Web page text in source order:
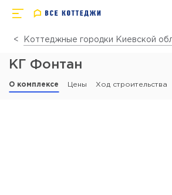
Коттеджные городки Киевской
КГ Фонтан
О комплексе Цены Ход строительства